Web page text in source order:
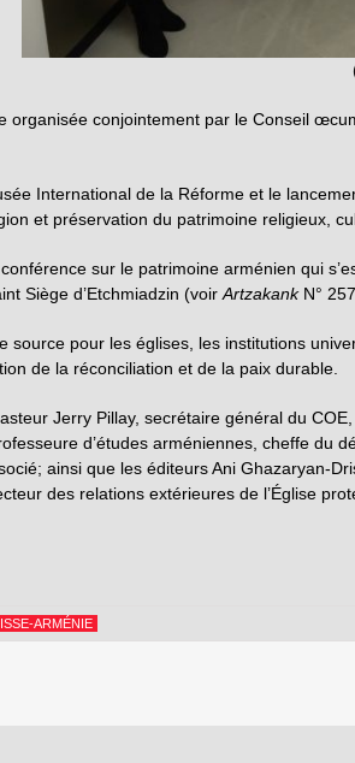
conjointement par le Conseil
International de la Réforme et le
et préservation du patrimoine religieux,
sur le patrimoine arménien qui
Siège d’Etchmiadzin (voirArtzakankN°
source pour les églises, les institutions
de la réconciliation et de la paix durable.
Jerry Pillay, secrétaire général du
d’études arméniennes, cheffe du
ainsi que les éditeurs Ani Ghazaryan-
des relations extérieures de l’Église
ARMÉNIE